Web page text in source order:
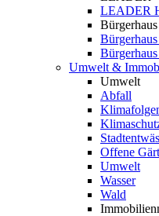
LEADER
Bürgerhaus
Umwelt &
Umwelt
Abfall
Offene
Umwelt
Wasser
Wald